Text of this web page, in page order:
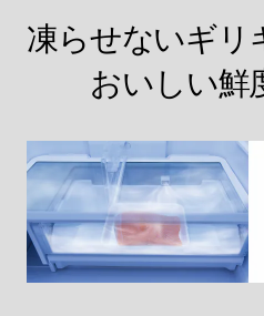
凍らせないギリ
おいしい鮮